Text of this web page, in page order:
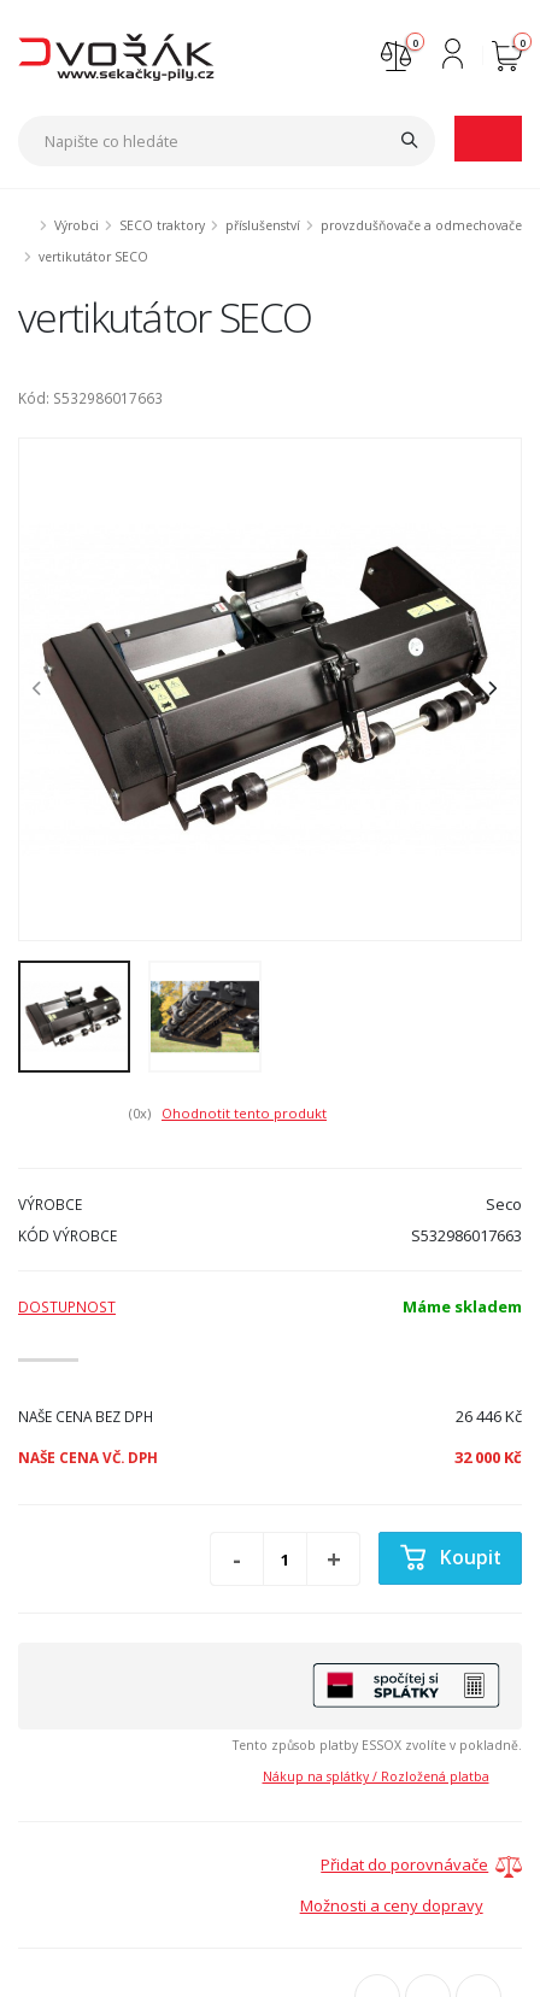
0
0
Výrobci SECO traktory příslušenství
provzdušňovače a odmechovače
vertikutátor SECO
vertikutátor SECO
Kód: S532986017663
(0x) Ohodnotit tento produkt
VÝROBCE Seco
KÓD VÝROBCE S532986017663
DOSTUPNOST Máme skladem
NAŠE CENA BEZ DPH 26 446 Kč
NAŠE CENA VČ. DPH 32 000 Kč
Koupit
Tento způsob platby ESSOX zvolíte v pokladně.
Nákup na splátky / Rozložená platba
Přidat do porovnávače
Možnosti a ceny dopravy